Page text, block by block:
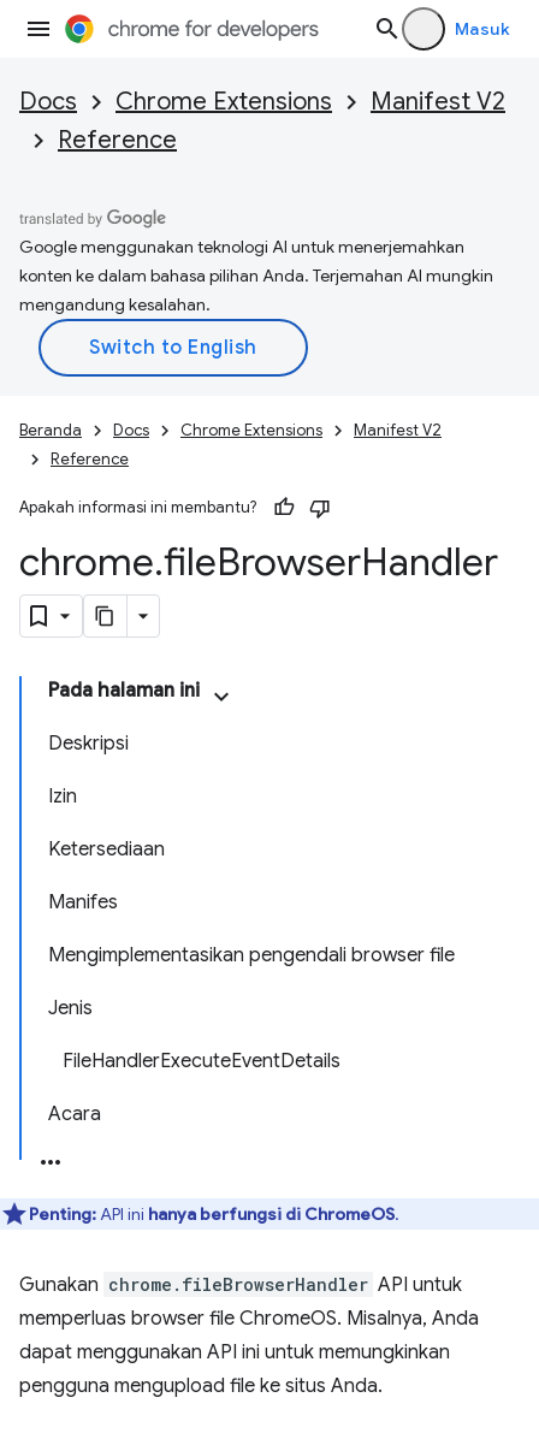
Masuk
Docs Chrome Extensions
Manifest V2
Reference
Google menggunakan teknologi AI untuk menerjemahkan
konten ke dalam bahasa pilihan Anda. Terjemahan AI mungkin
mengandung kesalahan.
Beranda Docs Chrome Extensions
Manifest V2
Reference
Apakah informasi ini membantu?
chrome.fileBrowserHandler
Pada halaman ini
Deskripsi
Izin
Ketersediaan
Manifes
Mengimplementasikan pengendali browser file
Jenis
FileHandlerExecuteEventDetails
Acara
Penting:API ini hanya berfungsi di ChromeOS.
Gunakan chrome.fileBrowserHandler API untuk
memperluas browser file ChromeOS. Misalnya, Anda
dapat menggunakan API ini untuk memungkinkan
pengguna mengupload file ke situs Anda.